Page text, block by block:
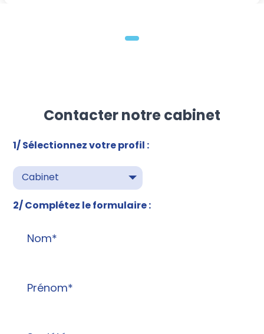
Contacter notre cabinet
1/ Sélectionnez votre profil :
Cabinet
2/ Complétez le formulaire :